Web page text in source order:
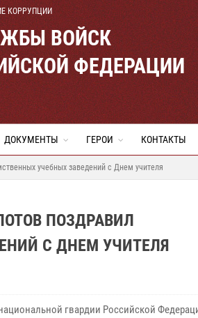
КОРРУПЦИИ
ВОЙСК
ФЕДЕРАЦИИ
ДОКУМЕНТЫ ГЕРОИ КОНТАКТЫ
учебных заведений с Днем учителя
ПОЗДРАВИЛ
С ДНЕМ УЧИТЕЛЯ
гвардии Российской